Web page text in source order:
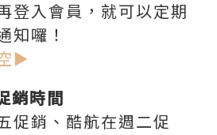
登入會員，就可以定期
知囉！
►
銷時間
促銷、酷航在週二促